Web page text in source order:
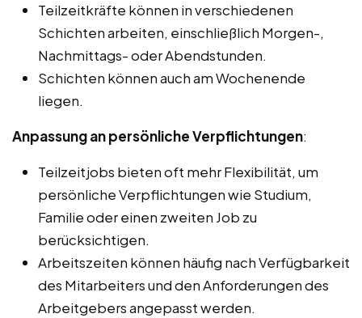
Teilzeitkräfte können in verschiedenen
Schichten arbeiten, einschließlich Morgen-,
Nachmittags- oder Abendstunden.
Schichten können auch am Wochenende
liegen.
Anpassung an persönliche Verpflichtungen:
Teilzeitjobs bieten oft mehr Flexibilität, um
persönliche Verpflichtungen wie Studium,
Familie oder einen zweiten Job zu
berücksichtigen.
Arbeitszeiten können häufig nach Verfügbarkeit
des Mitarbeiters und den Anforderungen des
Arbeitgebers angepasst werden.